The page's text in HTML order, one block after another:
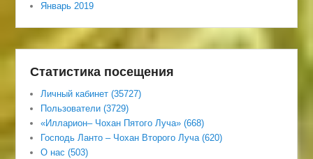
Январь 2019
Статистика посещения
Личный кабинет (35727)
Пользователи (3729)
«Илларион– Чохан Пятого Луча» (668)
Господь Ланто – Чохан Второго Луча (620)
О нас (503)